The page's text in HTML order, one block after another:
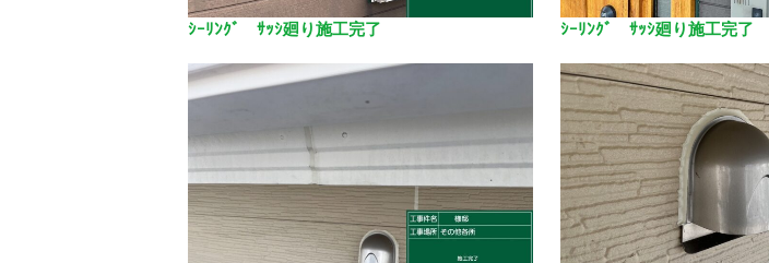
ｼｰﾘﾝｸﾞ ｻｯｼ廻り施工完了 ｼｰﾘﾝｸﾞ ｻｯｼ廻り施工完了